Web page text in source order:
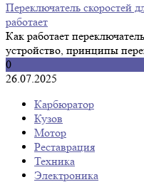
Переключатель скоростей
работает
Как работает
устройство, принципы
0
26.07.2025
Карбюратор
Кузов
Мотор
Реставрация
Техника
Электроника